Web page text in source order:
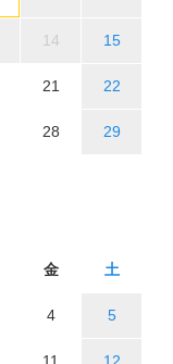
14 15
21 22
28 29
金 土
4 5
11 12